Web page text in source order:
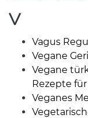
V
Vagus
Vegane
Vegane
Rezepte
Veganes